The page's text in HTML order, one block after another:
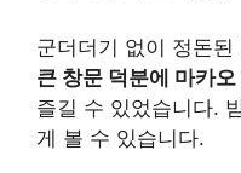
군더더기 없이 정돈
큰 창문 덕분에 마카
즐길 수 있었습니다.
게 볼 수 있습니다.